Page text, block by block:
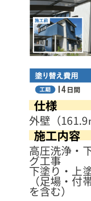
仕様
外壁（
施工内容
高圧洗浄・
グ工事
下塗り・上
（足場・付
を含む）